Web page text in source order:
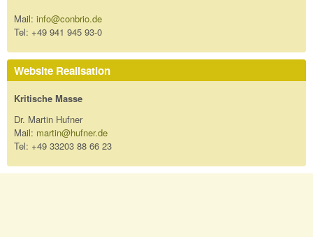
Mail: info@conbrio.de
Tel: +49 941 945 93-0
Website Realisation
Kritische Masse
Dr. Martin Hufner
Mail: martin@hufner.de
Tel: +49 33203 88 66 23